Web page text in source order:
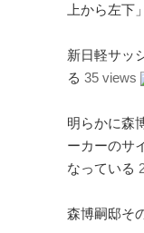
ソニー バージョン
プリンタ プロッ
ムラタ有子 万年筆 上野
有効期限 東急電鉄
谷根千 通販
上から左下
新日軽サッ
る 35 views
明らかに森
ーカーのサ
なっている
森博嗣邸そ